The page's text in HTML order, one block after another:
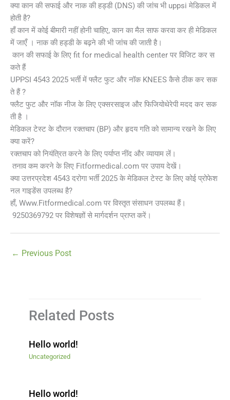
क्या कान की सफाई और नाक की हड्डी (DNS) की जांच भी uppsi मेडिकल में
होती है?
हाँ कान में कोई बीमारी नहीं होनी चाहिए, कान का मैल साफ करवा कर ही मेडिकल
में जाएँ । नाक की हड्डी के बढ़ने की भी जांच की जाती है।
कान की सफाई के लिए fit for medical health center पर विजिट कर स
कते हैं
UPPSI 4543 2025 भर्ती में फ्लैट फुट और नॉक KNEES कैसे ठीक कर सक
ते हैं ?
फ्लैट फुट और नॉक नीज के लिए एक्सरसाइज और फिजियोथेरेपी मदद कर सक
ती है ।
मेडिकल टेस्ट के दौरान रक्तचाप (BP) और हृदय गति को सामान्य रखने के लिए
क्या करें?
रक्तचाप को नियंत्रित करने के लिए पर्याप्त नींद और व्यायाम लें।
तनाव कम करने के लिए Fitformedical.com पर उपाय देखें।
क्या उत्तरप्रदेश 4543 दरोगा भर्ती 2025 के मेडिकल टेस्ट के लिए कोई प्रोफेश
नल गाइडेंस उपलब्ध है?
हाँ, Www.Fitformedical.com पर विस्तृत संसाधन उपलब्ध हैं।
9250369792 पर विशेषज्ञों से मार्गदर्शन प्राप्त करें।
← Previous Post
Related Posts
Hello world!
Uncategorized
Hello world!